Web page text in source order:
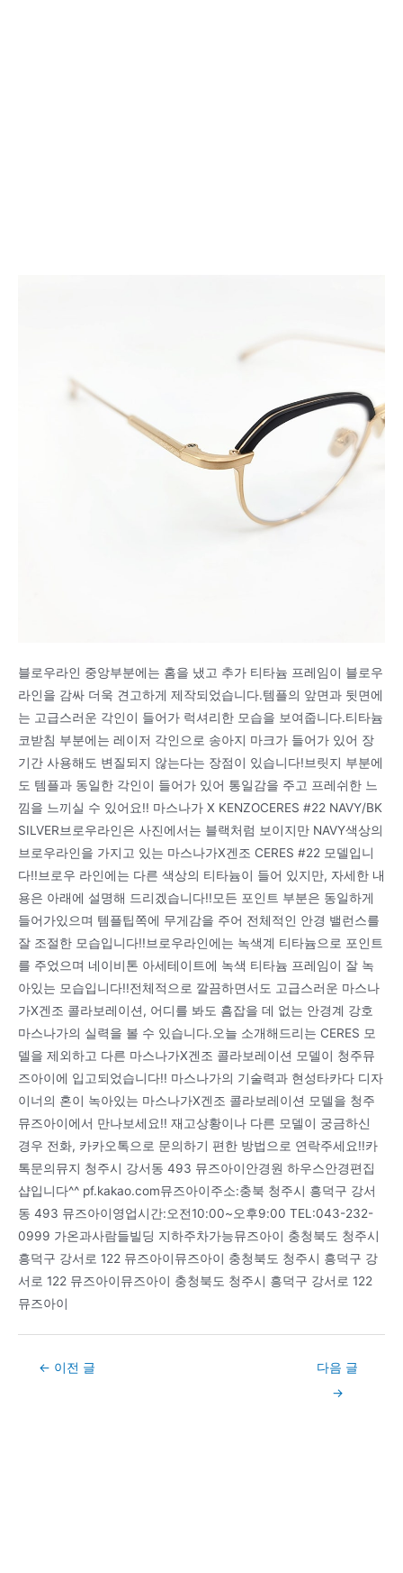
블로우라인 중앙부분에는 홈을 냈고 추가 티타늄 프레임이 블로우
라인을 감싸 더욱 견고하게 제작되었습니다.템플의 앞면과 뒷면에
는 고급스러운 각인이 들어가 럭셔리한 모습을 보여줍니다.티타늄
코받침 부분에는 레이저 각인으로 송아지 마크가 들어가 있어 장
기간 사용해도 변질되지 않는다는 장점이 있습니다!브릿지 부분에
도 템플과 동일한 각인이 들어가 있어 통일감을 주고 프레쉬한 느
낌을 느끼실 수 있어요!! 마스나가 X KENZOCERES #22 NAVY/BK
SILVER브로우라인은 사진에서는 블랙처럼 보이지만 NAVY색상의
브로우라인을 가지고 있는 마스나가X겐조 CERES #22 모델입니
다!!브로우 라인에는 다른 색상의 티타늄이 들어 있지만, 자세한 내
용은 아래에 설명해 드리겠습니다!!모든 포인트 부분은 동일하게
들어가있으며 템플팁쪽에 무게감을 주어 전체적인 안경 밸런스를
잘 조절한 모습입니다!!브로우라인에는 녹색계 티타늄으로 포인트
를 주었으며 네이비톤 아세테이트에 녹색 티타늄 프레임이 잘 녹
아있는 모습입니다!!전체적으로 깔끔하면서도 고급스러운 마스나
가X겐조 콜라보레이션, 어디를 봐도 흠잡을 데 없는 안경계 강호
마스나가의 실력을 볼 수 있습니다.오늘 소개해드리는 CERES 모
델을 제외하고 다른 마스나가X겐조 콜라보레이션 모델이 청주뮤
즈아이에 입고되었습니다!! 마스나가의 기술력과 현성타카다 디자
이너의 혼이 녹아있는 마스나가X겐조 콜라보레이션 모델을 청주
뮤즈아이에서 만나보세요!! 재고상황이나 다른 모델이 궁금하신
경우 전화, 카카오톡으로 문의하기 편한 방법으로 연락주세요!!카
톡문의뮤지 청주시 강서동 493 뮤즈아이안경원 하우스안경편집
샵입니다^^ pf.kakao.com뮤즈아이주소:충북 청주시 흥덕구 강서
동 493 뮤즈아이영업시간:오전10:00~오후9:00 TEL:043-232-
0999 가온과사람들빌딩 지하주차가능뮤즈아이 충청북도 청주시
흥덕구 강서로 122 뮤즈아이뮤즈아이 충청북도 청주시 흥덕구 강
서로 122 뮤즈아이뮤즈아이 충청북도 청주시 흥덕구 강서로 122
뮤즈아이
Post← 이전 글
다음 글
→